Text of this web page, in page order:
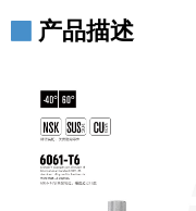
产品描述